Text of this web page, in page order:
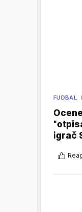
FUDBAL
igrač